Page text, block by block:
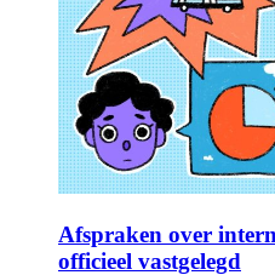
Afspraken over
officieel vastgelegd